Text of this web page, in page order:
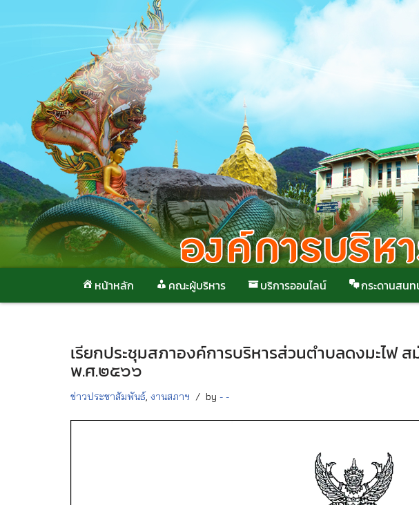
หน้าหลัก คณะผู้บริหาร บริการออนไลน์ กระดานสนท
เรียกประชุมสภาองค์การบริหารส่วนตำบลดงมะไฟ
พ.ศ.๒๕๖๖
ข่าวประชาสัมพันธ์, งานสภาฯ by - -